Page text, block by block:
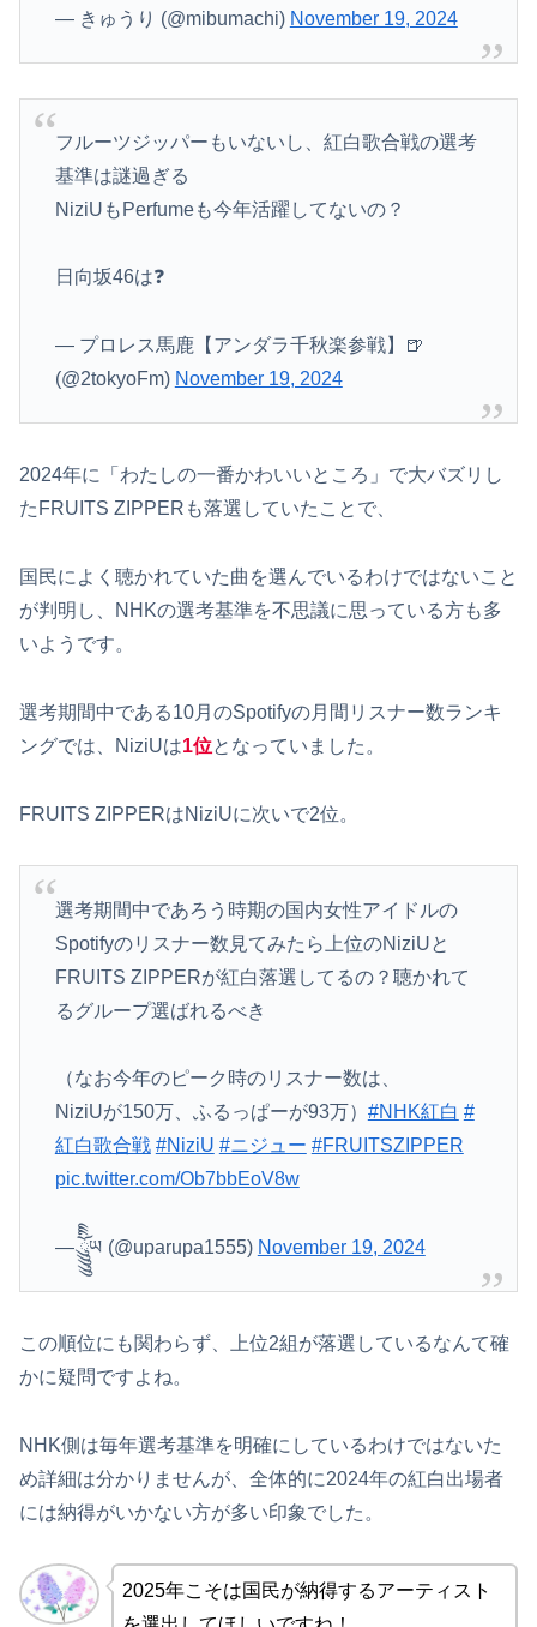
— きゅうり (@mibumachi) November 19, 2024
フルーツジッパーもいないし、紅白歌合戦の選考
基準は謎過ぎる
NiziUもPerfumeも今年活躍してないの？
日向坂46は❓️
— プロレス馬鹿【アンダラ千秋楽参戦】🍺
(@2tokyoFm) November 19, 2024
2024年に「わたしの一番かわいいところ」で大バズリし
たFRUITS ZIPPERも落選していたことで、
国民によく聴かれていた曲を選んでいるわけではないこと
が判明し、NHKの選考基準を不思議に思っている方も多
いようです。
選考期間中である10月のSpotifyの月間リスナー数ランキ
ングでは、NiziUは1位となっていました。
FRUITS ZIPPERはNiziUに次いで2位。
選考期間中であろう時期の国内女性アイドルの
Spotifyのリスナー数見てみたら上位のNiziUと
FRUITS ZIPPERが紅白落選してるの？聴かれて
るグループ選ばれるべき
（なお今年のピーク時のリスナー数は、
NiziUが150万、ふるっぱーが93万） #NHK紅白 #
紅白歌合戦 #NiziU #ニジュー #FRUITSZIPPER
pic.twitter.com/Ob7bbEoV8w
— ོིིིུུུུུཡ (@uparupa1555) November 19, 2024
この順位にも関わらず、上位2組が落選しているなんて確
かに疑問ですよね。
NHK側は毎年選考基準を明確にしているわけではないた
め詳細は分かりませんが、全体的に2024年の紅白出場者
には納得がいかない方が多い印象でした。
2025年こそは国民が納得するアーティスト